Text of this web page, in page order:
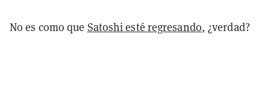
No es como que Satoshi esté regresando, ¿verdad?